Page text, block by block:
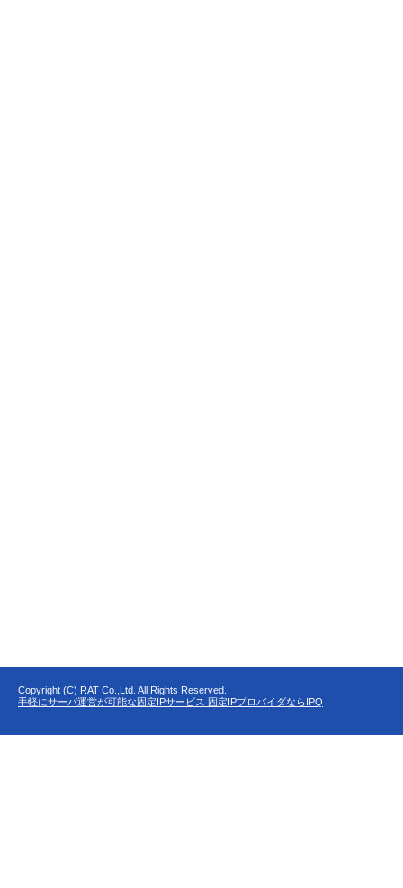
Copyright (C) RAT Co.,Ltd. All Rights Reserved.
手軽にサーバ運営が可能な固定IPサービス 固定IPプロバイダならIPQ